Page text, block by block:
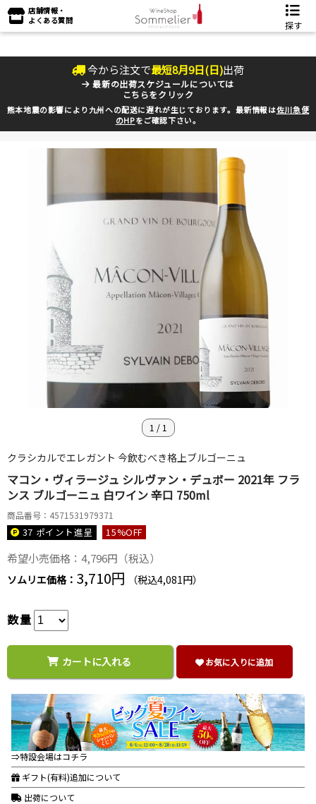
店舗情報・
よくある質問
探す
今から注文で最短8月9日(日)出荷
最新の出荷スケジュールについては
こちらをクリック
熊本地震の影響により九州への配送に遅れが生じております。最新情報は佐川急便
のHPをご確認下さい。
1 / 1
クラシカルでエレガント 今飲むべき格上ブルゴーニュ
マコン・ヴィラージュ シルヴァン・デュボー 2021年 フラ
ンス ブルゴーニュ 白ワイン 辛口 750ml
商品番号：4571531979371
37 ポイント進呈 15%OFF
希望小売価格：4,796円（税込）
ソムリエ価格： 3,710円 （税込4,081円）
数量
カートに入れる お気に入りに追加
⇒特設会場はコチラ
ギフト(有料)追加について
出荷について